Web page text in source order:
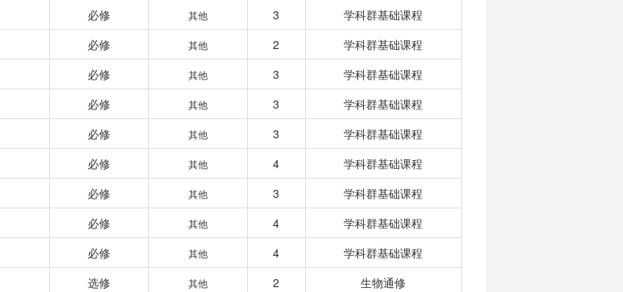
必修 其他 3
学科群基础课程
必修 其他 2
学科群基础课程
必修 其他 3
学科群基础课程
必修 其他 3
学科群基础课程
必修 其他 3
学科群基础课程
必修 其他 4
学科群基础课程
必修 其他 3
学科群基础课程
必修 其他 4
学科群基础课程
必修 其他 4
学科群基础课程
选修 其他 2
生物通修